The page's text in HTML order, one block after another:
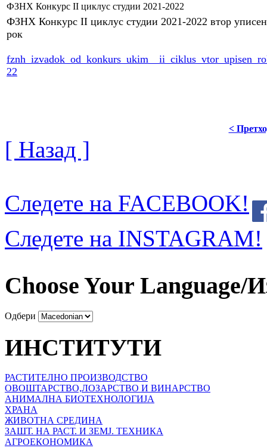
ФЗНХ Конкурс II циклус студии 2021-2022
ФЗНХ Конкурс II циклус студии 2021-2022 втор уписен
рок
22
<
[ Назад ]
Следете на FACEBOOK!
Следете на INSTAGRAM!
Choose Your Language/
Одбери
ИНСТИТУТИ
РАСТИТЕЛНО ПРОИЗВОДСТВО
ОВОШТАРСТВО,ЛОЗАРСТВО И ВИНАРСТВО
АНИМАЛНА БИОТЕХНОЛОГИЈА
ХРАНА
ЖИВОТНА СРЕДИНА
ЗАШТ. НА РАСТ. И ЗЕМЈ. ТЕХНИКА
АГРОЕКОНОМИКА